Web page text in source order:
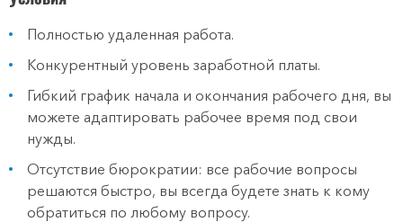
Полностью удаленная работа.
Конкурентный уровень заработной платы.
Гибкий график начала и окончания рабочего дня, вы
можете адаптировать рабочее время под свои
нужды.
Отсутствие бюрократии: все рабочие вопросы
решаются быстро, вы всегда будете знать к кому
обратиться по любому вопросу.